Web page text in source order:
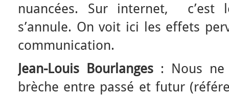
nuancées. Sur internet, c’est
s’annule. On voit ici les effets
communication.
Jean-Louis Bourlanges : Nous ne
brèche entre passé et futur